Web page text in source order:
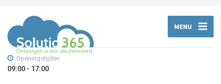
MENU
Openingstijden
09:00 - 17:00